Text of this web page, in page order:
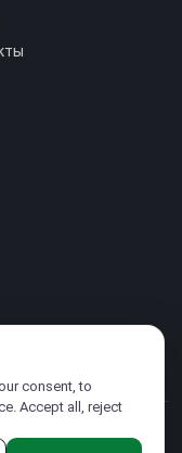
consent, to
Accept all, reject